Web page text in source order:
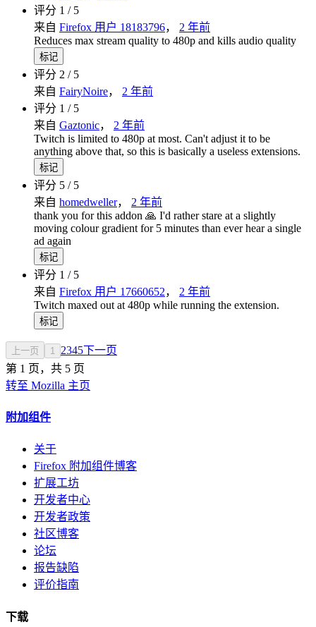
评分 1 / 5
来自 Firefox 用户 18183796， 2 年前
Reduces max stream quality to 480p and kills audio quality
标记
评分 2 / 5
来自 FairyNoire， 2 年前
评分 1 / 5
来自 Gaztonic， 2 年前
Twitch is limited to 480p at most. Can't adjust it to be
anything above that, so this is basically a useless extensions.
标记
评分 5 / 5
来自 homedweller， 2 年前
thank you for this addon 🙏 I'd rather stare at a slightly
moving colour gradient for 5 minutes than ever hear a single
ad again
标记
评分 1 / 5
来自 Firefox 用户 17660652， 2 年前
Twitch maxed out at 480p while running the extension.
标记
上一页 1 2345下一页
第 1 页，共 5 页
转至 Mozilla 主页
附加组件
关于
Firefox 附加组件博客
扩展工坊
开发者中心
开发者政策
社区博客
论坛
报告缺陷
评价指南
下载